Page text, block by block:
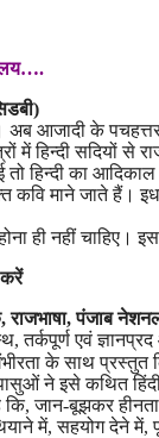
अब आजादी के
में हिन्दी सदियों से
तो हिन्दी का
माने जाते हैं।
ही नहीं
करें
पंजाब
तर्कपूर्ण एवं
के साथ
ने इसे कथित
कि, जान-बूझकर
में, सहयोग देने में,